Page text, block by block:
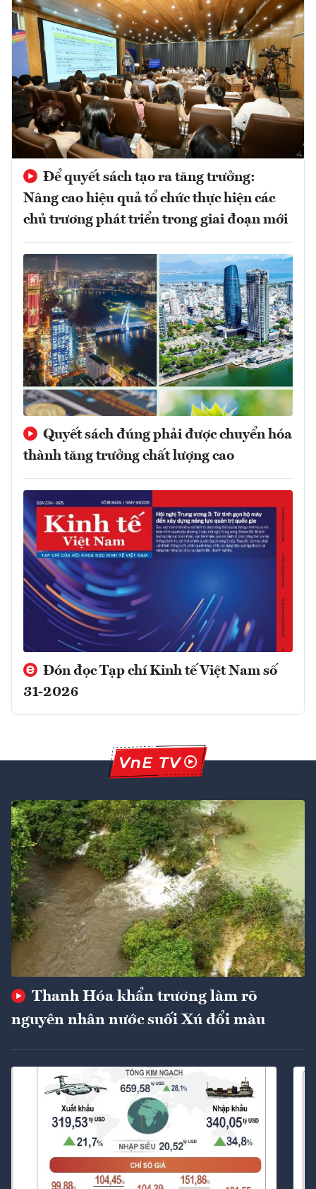
Để quyết sách tạo ra tăng trưởng:
Nâng cao hiệu quả tổ chức thực hiện các
chủ trương phát triển trong giai đoạn mới
Quyết sách đúng phải được chuyển hóa
thành tăng trưởng chất lượng cao
Đón đọc Tạp chí Kinh tế Việt Nam số
31-2026
Thanh Hóa khẩn trương làm rõ
nguyên nhân nước suối Xú đổi màu